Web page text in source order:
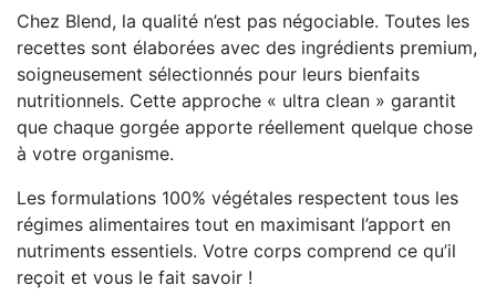
Chez Blend, la qualité n’est pas négociable. Toutes les
recettes sont élaborées avec des ingrédients premium,
soigneusement sélectionnés pour leurs bienfaits
nutritionnels. Cette approche « ultra clean » garantit
que chaque gorgée apporte réellement quelque chose
à votre organisme.
Les formulations 100% végétales respectent tous les
régimes alimentaires tout en maximisant l’apport en
nutriments essentiels. Votre corps comprend ce qu’il
reçoit et vous le fait savoir !